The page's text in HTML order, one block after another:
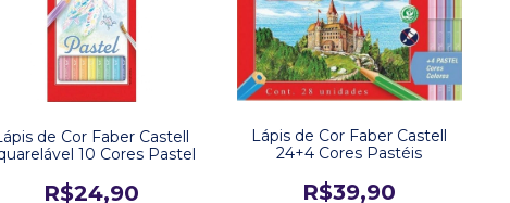
de Cor Faber Castell
10 Cores Pastel
R$24,90
Lápis de Cor Faber Castell
24+4 Cores Pastéis
R$39,90